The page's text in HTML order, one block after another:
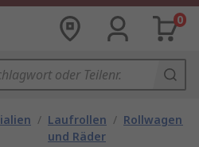
0
/ Laufrollen
und Räder
/